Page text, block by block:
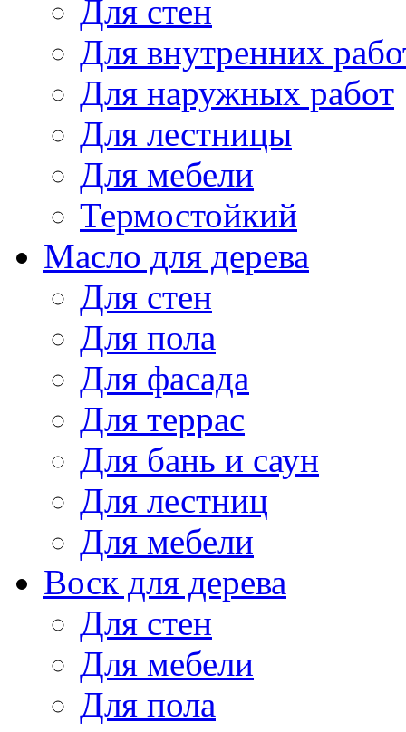
Для стен
Для внутренних
Для наружных работ
Для лестницы
Для мебели
Термостойкий
Масло для дерева
Для стен
Для пола
Для фасада
Для террас
Для бань и саун
Для лестниц
Для мебели
Воск для дерева
Для стен
Для мебели
Для пола